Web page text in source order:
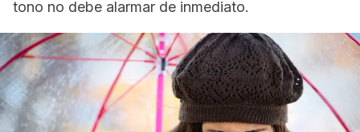
tono no debe alarmar de inmediato.